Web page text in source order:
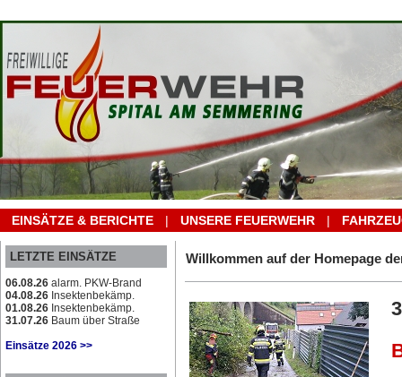
EINSÄTZE & BERICHTE | UNSERE FEUERWEHR |
LETZTE EINSÄTZE
06.08.26 alarm. PKW-Brand
04.08.26 Insektenbekämp.
01.08.26 Insektenbekämp.
31.07.26 Baum über Straße
Einsätze 2026 >>
Willkommen auf der Homepage